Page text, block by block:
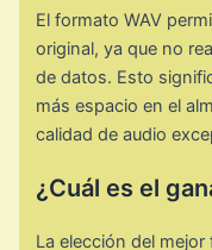
El formato WAV
original, ya que no
de datos. Esto
más espacio en el
calidad de audio
¿Cuál es el
La elección del